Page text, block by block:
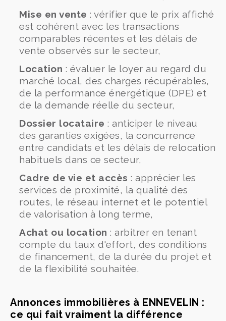
Mise en vente : vérifier que le prix affiché
est cohérent avec les transactions
comparables récentes et les délais de
vente observés sur le secteur,
Location : évaluer le loyer au regard du
marché local, des charges récupérables,
de la performance énergétique (DPE) et
de la demande réelle du secteur,
Dossier locataire : anticiper le niveau
des garanties exigées, la concurrence
entre candidats et les délais de relocation
habituels dans ce secteur,
Cadre de vie et accès : apprécier les
services de proximité, la qualité des
routes, le réseau internet et le potentiel
de valorisation à long terme,
Achat ou location : arbitrer en tenant
compte du taux d'effort, des conditions
de financement, de la durée du projet et
de la flexibilité souhaitée.
Annonces immobilières à ENNEVELIN :
ce qui fait vraiment la différence